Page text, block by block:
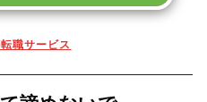
職サービス